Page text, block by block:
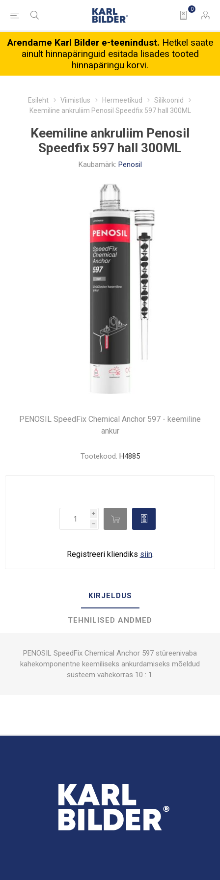
0
Arendame Karl Bilder e-teenindust. Hetkel saate
ainult hinnapäringuid esitada lisades tooted
hinnapäringu korvi.
Esileht Viimistlus Hermeetikud
Silikoonid
Keemiline ankruliim Penosil Speedfix 597 hall 300ML
Keemiline ankruliim Penosil
Speedfix 597 hall 300ML
Kaubamärk: Penosil
PENOSIL SpeedFix Chemical Anchor 597 - keemiline
ankur
Tootekood: H4885
i
h
d 
Registreeri kliendiks siin.
KIRJELDUS
TEHNILISED ANDMED
PENOSIL SpeedFix Chemical Anchor 597 stüreenivaba
kahekomponentne keemiliseks ankurdamiseks mõeldud
süsteem vahekorras 10 : 1.